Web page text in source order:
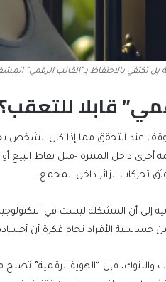
تكتفي بالاحتفاظ بـ”القالب الرقمي”
قابلا للتعقب؟
عند التحقق مما إذا كان الشخص
أخرى داخل المتنزه -مثل نقاط
الزائر داخل المجمع.
إلى أن المشكلة ليست في
من حساسية الأفراد تجاه فكرة أن
والبنوك، فإن “الهوية الرقمية”